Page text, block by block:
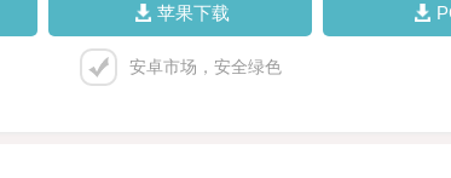
苹果下载
安卓市场，安全绿色